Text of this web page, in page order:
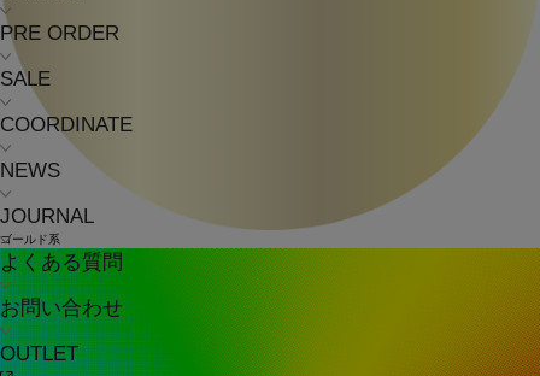
PRE ORDER
SALE
COORDINATE
NEWS
JOURNAL
よくある質問
お問い合わせ
OUTLET
ゴールド系